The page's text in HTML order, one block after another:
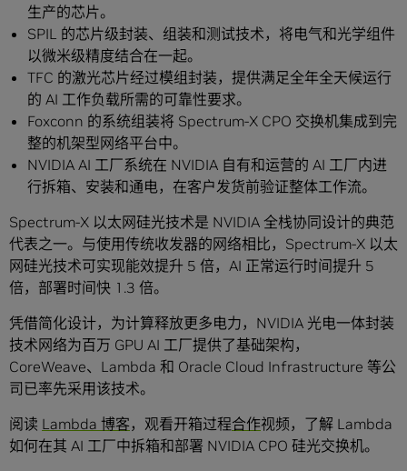
生产的芯片。
SPIL 的芯片级封装、组装和测试技术，将电气和光学组件
以微米级精度结合在一起。
TFC 的激光芯片经过模组封装，提供满足全年全天候运行
的 AI 工作负载所需的可靠性要求。
Foxconn 的系统组装将 Spectrum-X CPO 交换机集成到完
整的机架型网络平台中。
NVIDIA AI 工厂系统在 NVIDIA 自有和运营的 AI 工厂内进
行拆箱、安装和通电，在客户发货前验证整体工作流。
Spectrum-X 以太网硅光技术是 NVIDIA 全栈协同设计的典范
代表之一。与使用传统收发器的网络相比，Spectrum-X 以太
网硅光技术可实现能效提升 5 倍，AI 正常运行时间提升 5
倍，部署时间快 1.3 倍。
凭借简化设计，为计算释放更多电力，NVIDIA 光电一体封装
技术网络为百万 GPU AI 工厂提供了基础架构，
CoreWeave、Lambda 和 Oracle Cloud Infrastructure 等公
司已率先采用该技术。
阅读 Lambda 博客，观看开箱过程合作视频，了解 Lambda
如何在其 AI 工厂中拆箱和部署 NVIDIA CPO 硅光交换机。